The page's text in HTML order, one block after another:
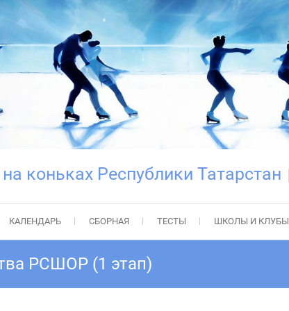
коньках Республики Татарстан
КАЛЕНДАРЬ СБОРНАЯ ТЕСТЫ ШКОЛЫ И КЛУБЫ
РСШОР (1 этап)